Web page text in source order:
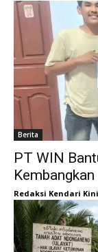
Berita
PT WIN
Redaksi Kendari Kini